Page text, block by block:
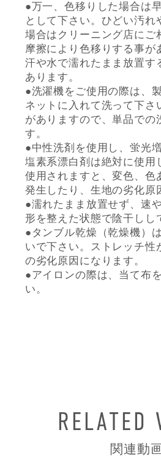
●万一、色移りした場合は
として下さい。ひどい汚れ
場合はクリーニング店にご
摩擦により色移りする事が
汗や水で濡れたまま放置す
あります。
●洗濯機をご使用の際は、
ネットに入れて洗って下さ
がありますので、単品での
す。
●中性洗剤を使用し、蛍光
塩素系漂白剤は絶対に使用
使用されますと、変色、色
発生したり、生地の劣化原
●濡れたまま放置せず、速
形を整えた状態で陰干しし
●タンブル乾燥（乾燥機）
いで下さい。ストレッチ性
の劣化原因になります。
●アイロンの際は、当て布
い。
RELATED
関連動